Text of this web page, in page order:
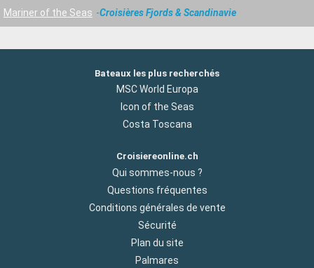
Mariner of the Seas
Croisières Fjords & Scandinavie
Bateaux les plus recherchés
MSC World Europa
Icon of the Seas
Costa Toscana
Croisiereonline.ch
Qui sommes-nous ?
Questions fréquentes
Conditions générales de vente
Sécurité
Plan du site
Palmares